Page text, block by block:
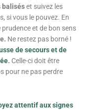
baliséset suivez les
si vous le pouvez. En
et de bon sens
Ne restez pas borné !
de secours et de
. Celle-ci doit être
pour ne pas perdre
attentif aux signes